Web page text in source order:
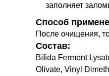
заполняет
Способ
После очищения,
Состав:
Bifida Ferment
Olivate, Vinyl